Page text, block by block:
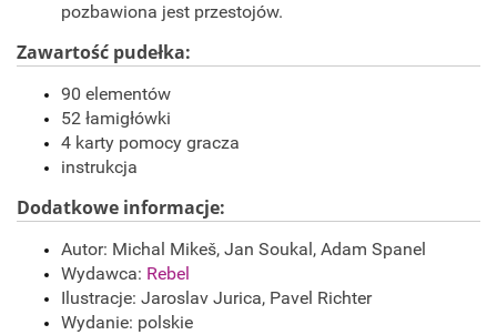
pozbawiona jest przestojów.
Zawartość pudełka:
90 elementów
52 łamigłówki
4 karty pomocy gracza
instrukcja
Dodatkowe informacje:
Autor: Michal Mikeš, Jan Soukal, Adam Spanel
Wydawca: Rebel
Ilustracje: Jaroslav Jurica, Pavel Richter
Wydanie: polskie